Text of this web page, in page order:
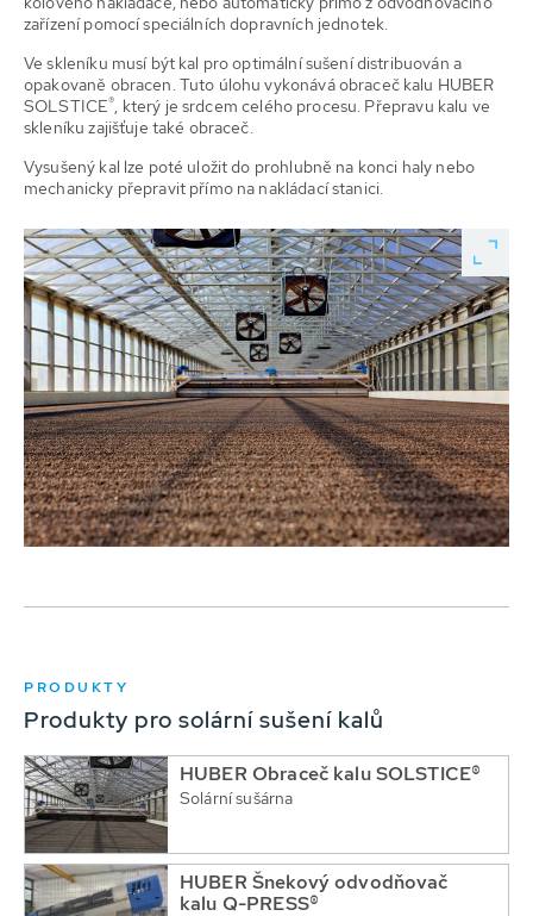
zařízení pomocí speciálních dopravních jednotek.
Ve skleníku musí být kal pro optimální sušení distribuován a
opakovaně obracen. Tuto úlohu vykonává obraceč kalu HUBER
SOLSTICE®, který je srdcem celého procesu. Přepravu kalu ve
skleníku zajišťuje také obraceč.
Vysušený kal lze poté uložit do prohlubně na konci haly nebo
mechanicky přepravit přímo na nakládací stanici.
PRODUKTY
Produkty pro solární sušení kalů
HUBER Obraceč kalu SOLSTICE®
Solární sušárna
HUBER Šnekový odvodňovač
kalu Q-PRESS®